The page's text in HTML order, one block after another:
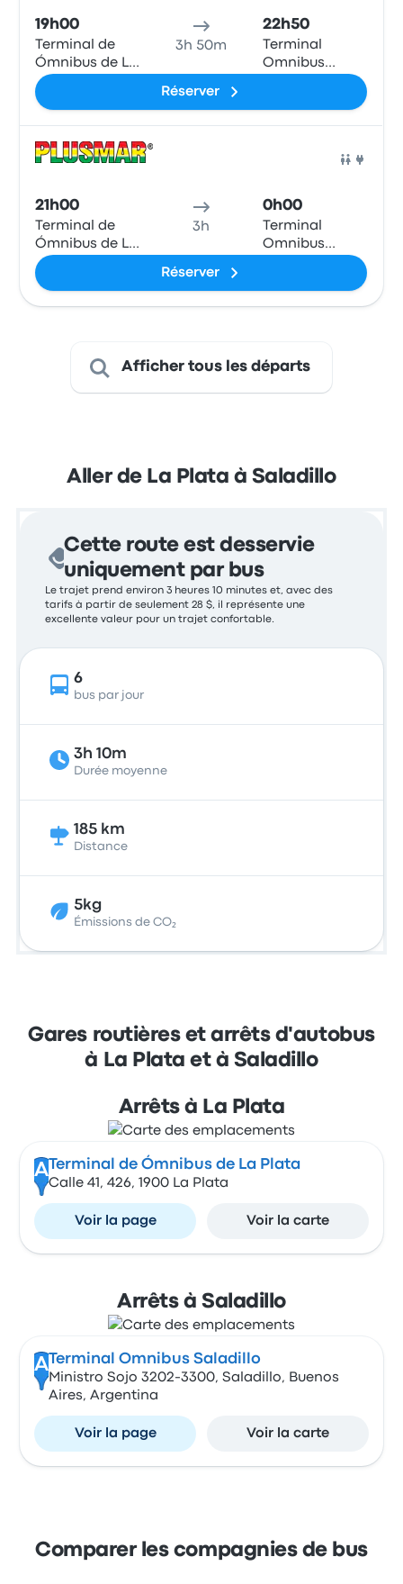
19h00
Terminal de
Ómnibus de La
Plata
3h 50m
22h50
Terminal
Omnibus
Réserver
21h00
Terminal de
Ómnibus de La
Plata
3h
0h00
Terminal
Omnibus
Réserver
Afficher tous les départs
Aller de La Plata à Saladillo
Cette route est desservie
uniquement par bus
Le trajet prend environ 3 heures 10 minutes et, avec des
tarifs à partir de seulement 28 $, il représente une
excellente valeur pour un trajet confortable.
6
bus par jour
3h 10m
Durée moyenne
185 km
Distance
5kg
Émissions de CO₂
Gares routières et arrêts d'autobus
à La Plata et à Saladillo
Arrêts à La Plata
A Terminal de Ómnibus de La Plata
Calle 41, 426, 1900 La Plata
Voir la page Voir la carte
Arrêts à Saladillo
A Terminal Omnibus Saladillo
Ministro Sojo 3202-3300, Saladillo, Buenos
Aires, Argentina
Voir la page Voir la carte
Comparer les compagnies de bus